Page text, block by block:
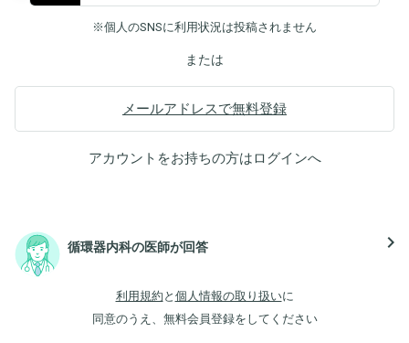
※個人のSNSに利用状況は投稿されません
または
メールアドレスで無料登録
アカウントをお持ちの方はログインへ
循環器内科の医師が回答 navigate_next
利用規約 と 個人情報の取り扱いに
同意のうえ、無料会員登録をしてください